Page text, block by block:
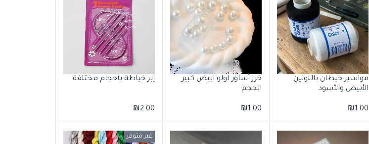
مواسير خيطان باللونين
الأبيض والأسود
₪1.00
خرز أساور لولو ابيض كبير
الحجم
₪1.00
إبر خياطة بأحجام مختلفة
₪2.00
غير متوفر